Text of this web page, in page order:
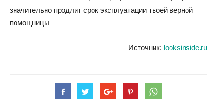
значительно продлит срок эксплуатации твоей верной
помощницы
Источник: looksinside.ru